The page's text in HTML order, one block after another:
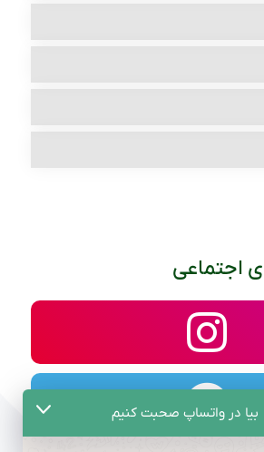
اجتماعی
بیا در واتساپ صحبت کنیم